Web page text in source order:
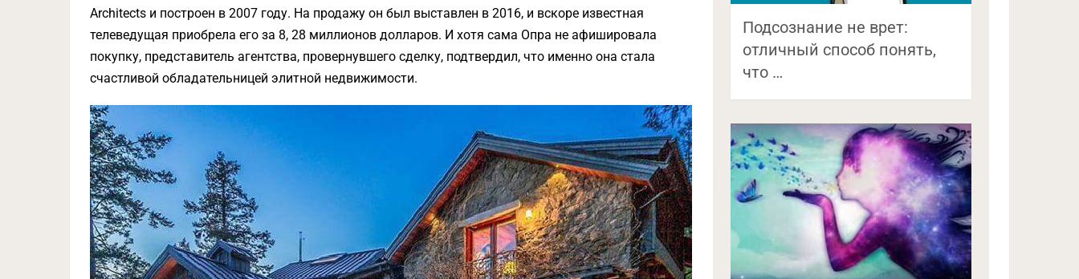
Architects и построен в 2007 году. На продажу он был выставлен в 2016, и вскоре известная
телеведущая приобрела его за 8, 28 миллионов долларов. И хотя сама Опра не афишировала
покупку, представитель агентства, провернувшего сделку, подтвердил, что именно она стала
счастливой обладательницей элитной недвижимости.
Подсознание не врет:
отличный способ понять,
что …